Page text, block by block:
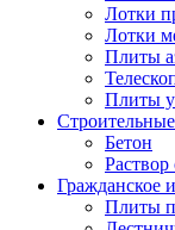
Лотки
Лотки
Плиты
Плиты
Бетон
Гражданское
Плиты